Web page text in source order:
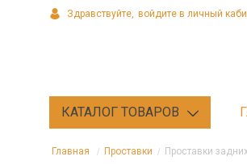
Здравствуйте, войдите в личный
КАТАЛОГ ТОВАРОВ
Главная Проставки Проставки